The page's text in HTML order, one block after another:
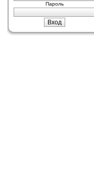
Пароль